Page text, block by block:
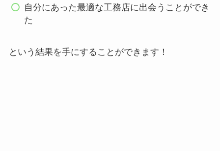
自分にあった最適な工務店に出会うことができ
た
という結果を手にすることができます！